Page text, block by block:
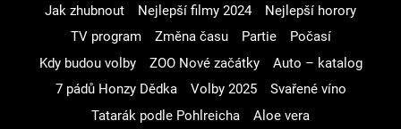
Jak zhubnout Nejlepší filmy 2024
Nejlepší horory
TV program
Změna času Partie
Počasí
Kdy budou volby
ZOO Nové začátky
Auto – katalog
7 pádů Honzy Dědka
Volby 2025
Svařené víno
Tatarák podle Pohlreicha
Aloe vera